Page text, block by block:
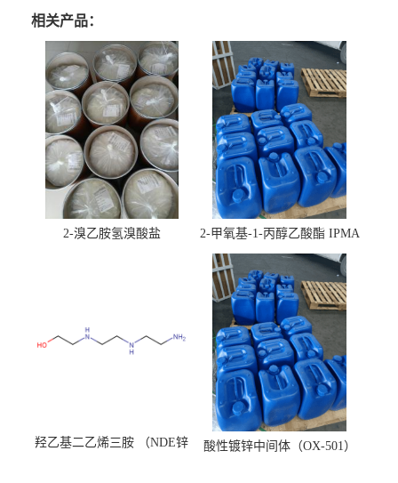
相关产品：
2-溴乙胺氢溴酸盐 2-甲氧基-1-丙醇乙酸酯 IPMA
羟乙基二乙烯三胺 （NDE锌
酸性镀锌中间体（OX-501）